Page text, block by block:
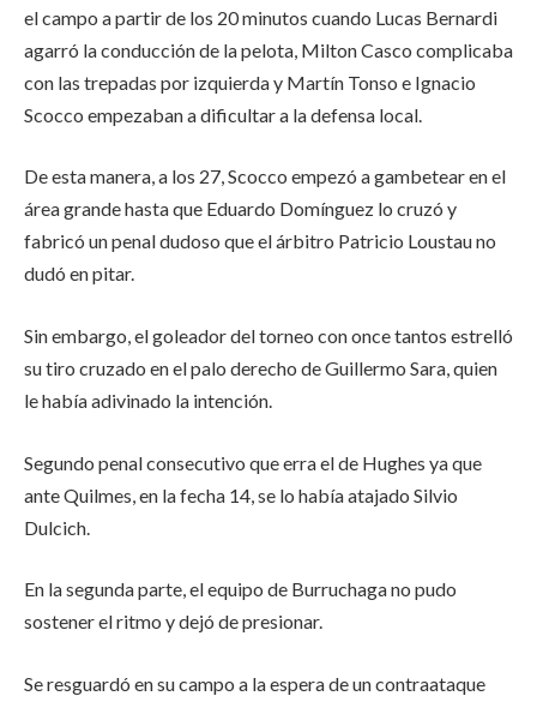
el campo a partir de los 20 minutos cuando Lucas Bernardi
agarró la conducción de la pelota, Milton Casco complicaba
con las trepadas por izquierda y Martín Tonso e Ignacio
Scocco empezaban a dificultar a la defensa local.
De esta manera, a los 27, Scocco empezó a gambetear en el
área grande hasta que Eduardo Domínguez lo cruzó y
fabricó un penal dudoso que el árbitro Patricio Loustau no
dudó en pitar.
Sin embargo, el goleador del torneo con once tantos estrelló
su tiro cruzado en el palo derecho de Guillermo Sara, quien
le había adivinado la intención.
Segundo penal consecutivo que erra el de Hughes ya que
ante Quilmes, en la fecha 14, se lo había atajado Silvio
Dulcich.
En la segunda parte, el equipo de Burruchaga no pudo
sostener el ritmo y dejó de presionar.
Se resguardó en su campo a la espera de un contraataque